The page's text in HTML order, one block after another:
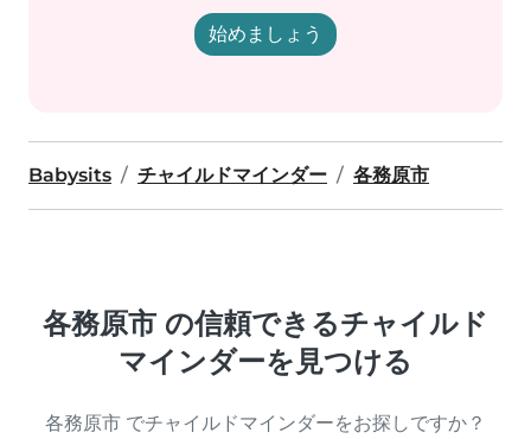
始めましょう
Babysits チャイルドマインダー 各務原市
各務原市 の信頼できるチャイルド
マインダーを見つける
各務原市 でチャイルドマインダーをお探しですか？